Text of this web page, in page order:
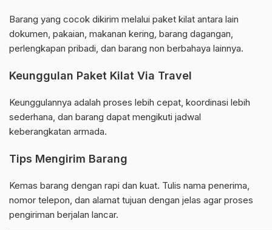
Barang yang cocok dikirim melalui paket kilat antara lain
dokumen, pakaian, makanan kering, barang dagangan,
perlengkapan pribadi, dan barang non berbahaya lainnya.
Keunggulan Paket Kilat Via Travel
Keunggulannya adalah proses lebih cepat, koordinasi lebih
sederhana, dan barang dapat mengikuti jadwal
keberangkatan armada.
Tips Mengirim Barang
Kemas barang dengan rapi dan kuat. Tulis nama penerima,
nomor telepon, dan alamat tujuan dengan jelas agar proses
pengiriman berjalan lancar.